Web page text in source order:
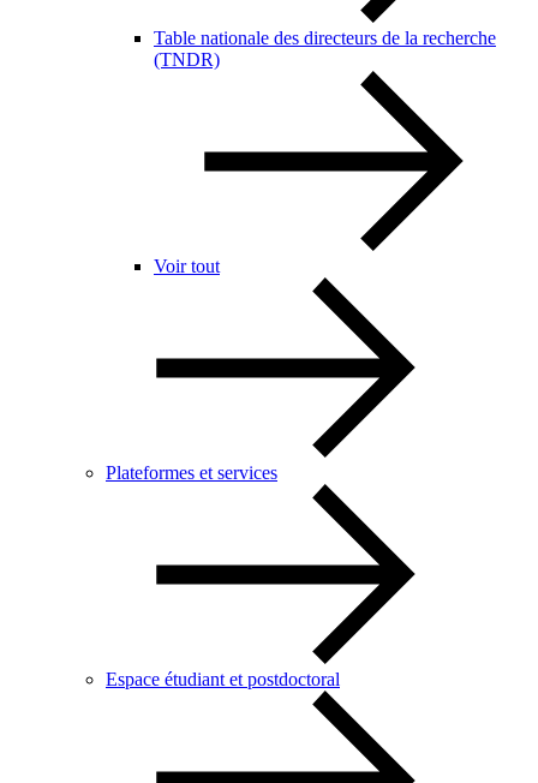
Table nationale des directeurs de la recherche
(TNDR)
Voir tout
Plateformes et services
Espace étudiant et postdoctoral